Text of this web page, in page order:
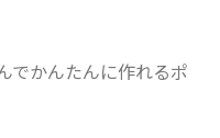
でかんたんに作れるポ